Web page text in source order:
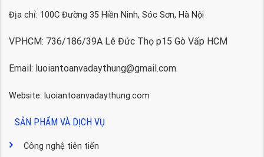
Địa chỉ: 100C Đường 35 Hiền Ninh, Sóc Sơn, Hà Nội
VPHCM: 736/186/39A Lê Đức Thọ p15 Gò Vấp HCM
Email: luoiantoanvadaythung@gmail.com
Website: luoiantoanvadaythung.com
SẢN PHẨM VÀ DỊCH VỤ
Công nghệ tiên tiến